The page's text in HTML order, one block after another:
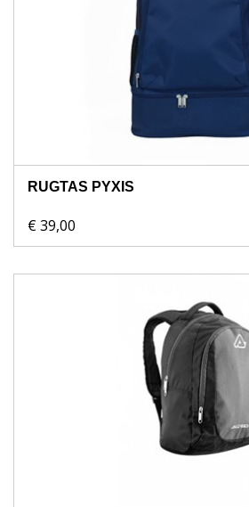
RUGTAS PYXIS
€ 39,00